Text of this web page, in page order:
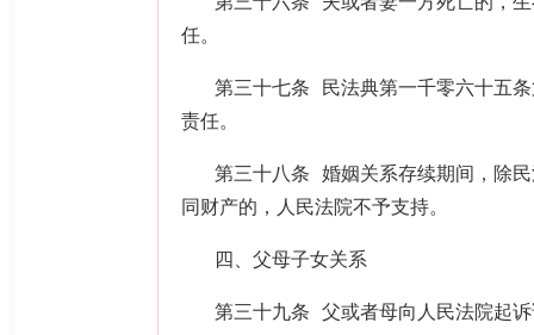
任。
第三十七条 民法典第一千零六十五
责任。
第三十八条 婚姻关系存续期间，除
同财产的，人民法院不予支持。
四、父母子女关系
第三十九条 父或者母向人民法院起